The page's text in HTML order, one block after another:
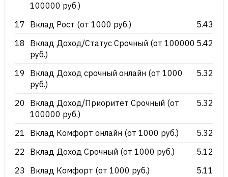
100000 руб.)
17 Вклад Рост (от 1000 руб.)
5.43
18
Вклад Доход/Статус Срочный (от 100000
руб.)
5.42
19
Вклад Доход срочный онлайн (от 1000
руб.)
5.32
20
Вклад Доход/Приоритет Срочный (от
100000 руб.)
5.32
21 Вклад Комфорт онлайн (от 1000 руб.)
5.32
22 Вклад Доход Срочный (от 1000 руб.)
5.12
23
Вклад Комфорт (от 1000 руб.)
5.11